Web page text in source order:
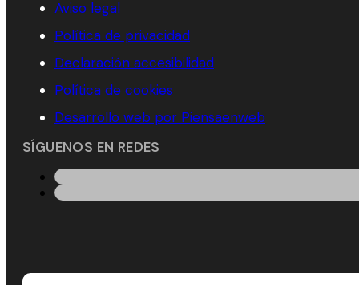
Aviso legal
Política de privacidad
Declaración accesibilidad
Política de cookies
Desarrollo web por Piensaenweb
SÍGUENOS EN REDES